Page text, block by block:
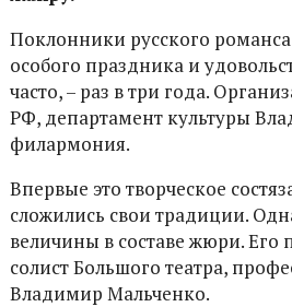
Поклонники русского
особого праздника и
часто, – раз в три года.
РФ, департамент культуры
филармония.
Впервые это творческое
сложились свои традиции.
величины в составе жюри. Его
солист Большого театра,
Владимир Мальченко.